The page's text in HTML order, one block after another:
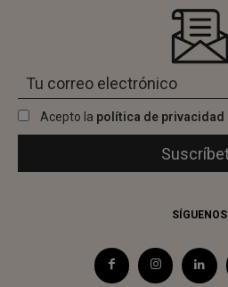
Acepto la política de privacidad
SÍGUENOS